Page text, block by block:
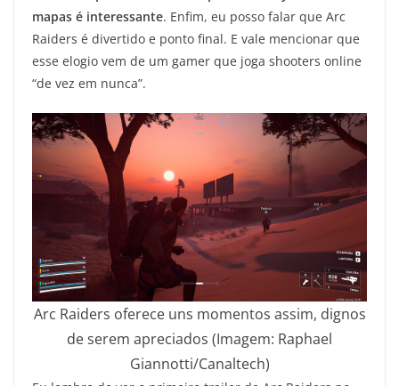
mapas é interessante. Enfim, eu posso falar que Arc
Raiders é divertido e ponto final. E vale mencionar que
esse elogio vem de um gamer que joga shooters online
“de vez em nunca”.
Arc Raiders oferece uns momentos assim, dignos
de serem apreciados (Imagem: Raphael
Giannotti/Canaltech)